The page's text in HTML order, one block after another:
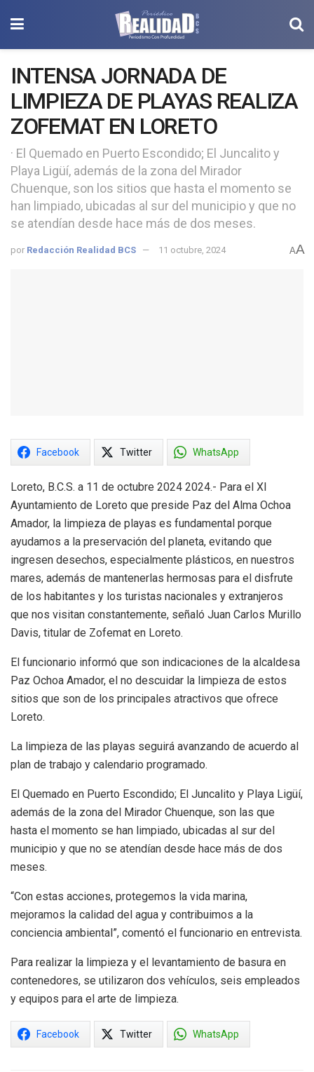
INTENSA JORNADA DE
LIMPIEZA DE PLAYAS REALIZA
ZOFEMAT EN LORETO
· El Quemado en Puerto Escondido; El Juncalito y
Playa Ligüí, además de la zona del Mirador
Chuenque, son los sitios que hasta el momento se
han limpiado, ubicadas al sur del municipio y que no
se atendían desde hace más de dos meses.
por Redacción Realidad BCS 11 octubre, 2024 AA
Facebook Twitter WhatsApp
Loreto, B.C.S. a 11 de octubre 2024 2024.- Para el XI
Ayuntamiento de Loreto que preside Paz del Alma Ochoa
Amador, la limpieza de playas es fundamental porque
ayudamos a la preservación del planeta, evitando que
ingresen desechos, especialmente plásticos, en nuestros
mares, además de mantenerlas hermosas para el disfrute
de los habitantes y los turistas nacionales y extranjeros
que nos visitan constantemente, señaló Juan Carlos Murillo
Davis, titular de Zofemat en Loreto.
El funcionario informó que son indicaciones de la alcaldesa
Paz Ochoa Amador, el no descuidar la limpieza de estos
sitios que son de los principales atractivos que ofrece
Loreto.
La limpieza de las playas seguirá avanzando de acuerdo al
plan de trabajo y calendario programado.
El Quemado en Puerto Escondido; El Juncalito y Playa Ligüí,
además de la zona del Mirador Chuenque, son las que
hasta el momento se han limpiado, ubicadas al sur del
municipio y que no se atendían desde hace más de dos
meses.
“Con estas acciones, protegemos la vida marina,
mejoramos la calidad del agua y contribuimos a la
conciencia ambiental”, comentó el funcionario en entrevista.
Para realizar la limpieza y el levantamiento de basura en
contenedores, se utilizaron dos vehículos, seis empleados
y equipos para el arte de limpieza.
Facebook Twitter WhatsApp